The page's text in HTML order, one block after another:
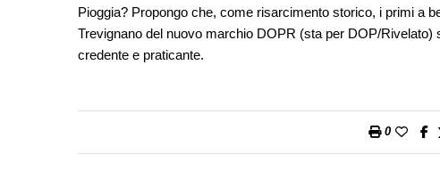
Pioggia? Propongo che, come risarcimento storico, i primi a
Trevignano del nuovo marchio DOPR (sta per DOP/
credente e praticante.
0